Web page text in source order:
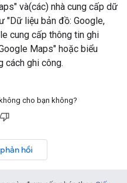
và(các) nhà cung cấp dữ
"Dữ liệu bản đồ: Google,
cung cấp thông tin ghi
Maps" hoặc biểu
cách ghi công.
cho bạn không?
hồi